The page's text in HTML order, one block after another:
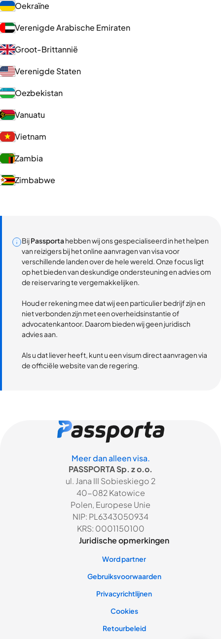
Oekraïne
Verenigde Arabische Emiraten
Groot-Brittannië
Verenigde Staten
Oezbekistan
Vanuatu
Vietnam
Zambia
Zimbabwe
BijPassportahebben wij ons gespecialiseerd in het helpen
van reizigers bij het online aanvragen van visa voor
verschillende landen over de hele wereld. Onze focus ligt
op het bieden van deskundige ondersteuning en advies om
de reiservaring te vergemakkelijken.
Houd er rekening mee dat wij een particulier bedrijf zijn en
niet verbonden zijn met een overheidsinstantie of
advocatenkantoor. Daarom bieden wij geen juridisch
advies aan.
Als u dat liever heeft, kunt u een visum direct aanvragen via
de officiële website van de regering.
Meer dan alleen visa.
PASSPORTA Sp. z o.o.
ul. Jana III Sobieskiego 2
40-082 Katowice
Polen, Europese Unie
NIP: PL6343050934
KRS: 0001150100
Juridische opmerkingen
Word partner
Gebruiksvoorwaarden
Privacyrichtlijnen
Cookies
Retourbeleid